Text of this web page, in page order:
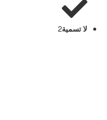
لا تسمية2